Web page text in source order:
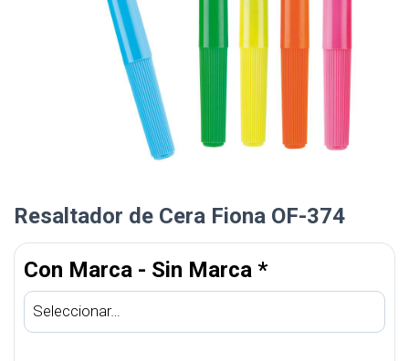
Resaltador de Cera Fiona OF-374
Con Marca - Sin Marca *